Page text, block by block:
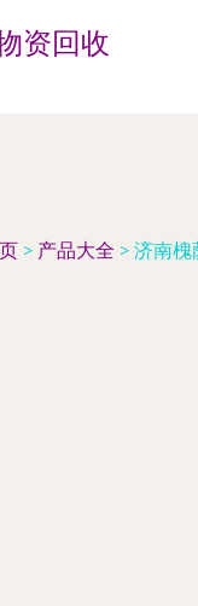
资回收
> 产品大全 > 济南槐